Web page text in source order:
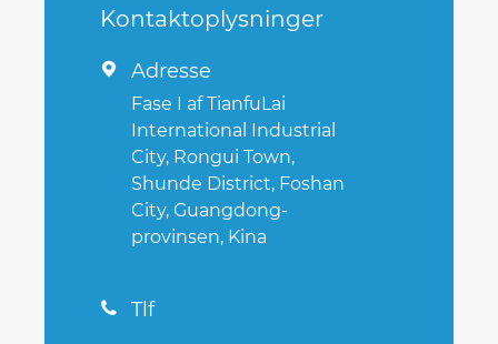
Kontaktoplysninger
 Adresse
Fase I af TianfuLai
International Industrial
City, Rongui Town,
Shunde District, Foshan
City, Guangdong-
provinsen, Kina
 Tlf